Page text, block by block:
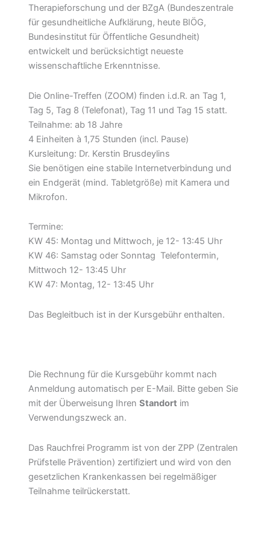
Therapieforschung und der BZgA (Bundeszentrale
für gesundheitliche Aufklärung, heute BIÖG,
Bundesinstitut für Öffentliche Gesundheit)
entwickelt und berücksichtigt neueste
wissenschaftliche Erkenntnisse.
Die Online-Treffen (ZOOM) finden i.d.R. an Tag 1,
Tag 5, Tag 8 (Telefonat), Tag 11 und Tag 15 statt.
Teilnahme: ab 18 Jahre
4 Einheiten à 1,75 Stunden (incl. Pause)
Kursleitung: Dr. Kerstin Brusdeylins
Sie benötigen eine stabile Internetverbindung und
ein Endgerät (mind. Tabletgröße) mit Kamera und
Mikrofon.
Termine:
KW 45: Montag und Mittwoch, je 12- 13:45 Uhr
KW 46: Samstag oder Sonntag Telefontermin,
Mittwoch 12- 13:45 Uhr
KW 47: Montag, 12- 13:45 Uhr
Das Begleitbuch ist in der Kursgebühr enthalten.
Die Rechnung für die Kursgebühr kommt nach
Anmeldung automatisch per E-Mail. Bitte geben Sie
mit der Überweisung IhrenStandort im
Verwendungszweck an.
Das Rauchfrei Programm ist von der ZPP (Zentralen
Prüfstelle Prävention) zertifiziert und wird von den
gesetzlichen Krankenkassen bei regelmäßiger
Teilnahme teilrückerstatt.